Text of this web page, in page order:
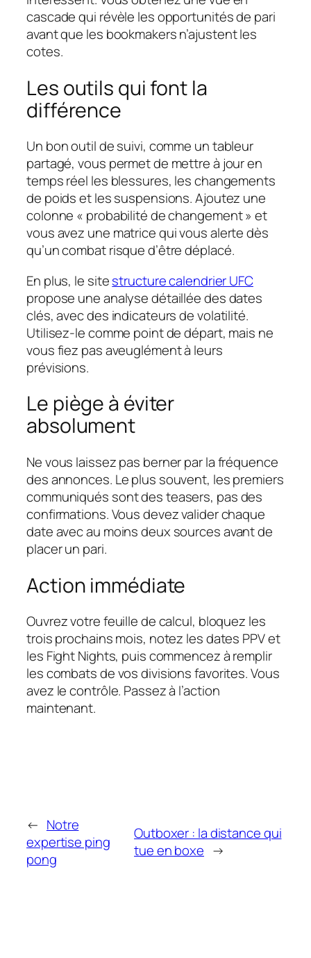
cascade qui révèle les opportunités de pari
avant que les bookmakers n’ajustent les
cotes.
Les outils qui font la
différence
Un bon outil de suivi, comme un tableur
partagé, vous permet de mettre à jour en
temps réel les blessures, les changements
de poids et les suspensions. Ajoutez une
colonne « probabilité de changement » et
vous avez une matrice qui vous alerte dès
qu’un combat risque d’être déplacé.
En plus, le sitestructure calendrier UFC
propose une analyse détaillée des dates
clés, avec des indicateurs de volatilité.
Utilisez-le comme point de départ, mais ne
vous fiez pas aveuglément à leurs
prévisions.
Le piège à éviter
absolument
Ne vous laissez pas berner par la fréquence
des annonces. Le plus souvent, les premiers
communiqués sont des teasers, pas des
confirmations. Vous devez valider chaque
date avec au moins deux sources avant de
placer un pari.
Action immédiate
Ouvrez votre feuille de calcul, bloquez les
trois prochains mois, notez les dates PPV et
les Fight Nights, puis commencez à remplir
les combats de vos divisions favorites. Vous
avez le contrôle. Passez à l’action
maintenant.
← Notre
expertise ping
pong
Outboxer : la distance qui
tue en boxe →